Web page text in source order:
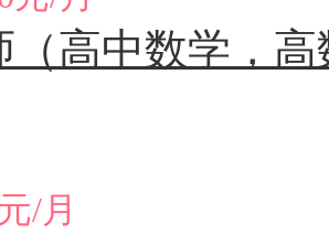
（高中数学，
/月